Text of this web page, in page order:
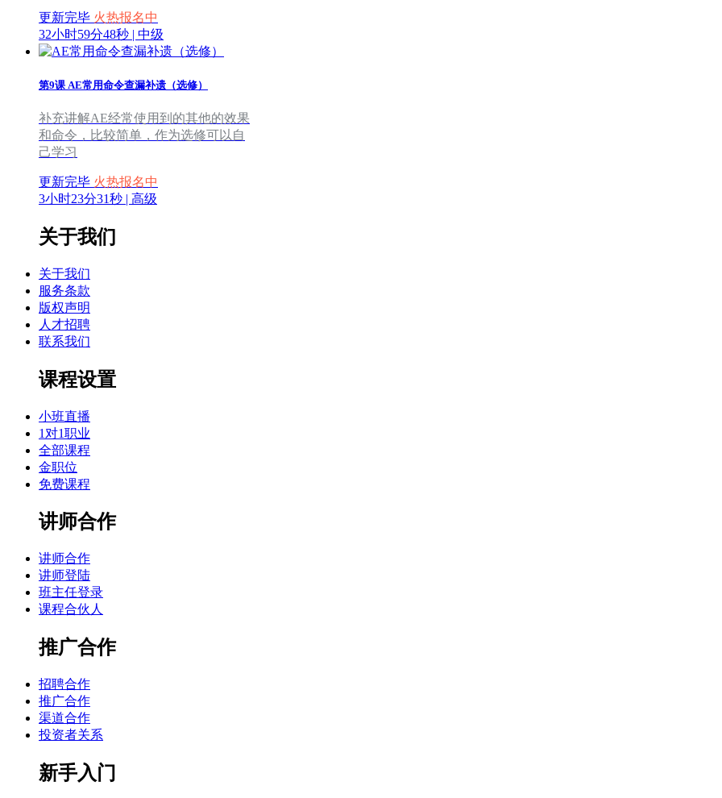
更新完毕 火热报名中
32小时59分48秒 | 中级
第9课 AE常用命令查漏补遗（选修）
补充讲解AE经常使用到的其他的效果
和命令，比较简单，作为选修可以自
己学习
更新完毕 火热报名中
3小时23分31秒 | 高级
关于我们
关于我们
服务条款
版权声明
人才招聘
联系我们
课程设置
小班直播
1对1职业
全部课程
金职位
免费课程
讲师合作
讲师合作
讲师登陆
班主任登录
课程合伙人
推广合作
招聘合作
推广合作
渠道合作
投资者关系
新手入门